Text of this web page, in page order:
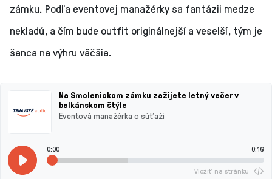
zámku. Podľa eventovej manažérky sa fantázii medze
nekladú, a čím bude outfit originálnejší a veselší, tým je
šanca na výhru väčšia.
Na Smolenickom zámku zažijete letný večer v
balkánskom štýle
Eventová manažérka o súťaži
0:00 0:16
Vložiť na stránku